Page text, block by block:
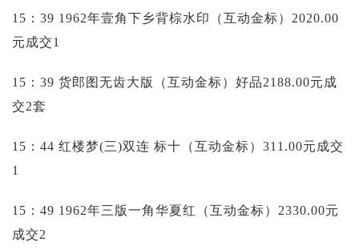
15：39 1962年壹角下乡背棕水印（互动金标）2020.00
元成交1
15：39 货郎图无齿大版（互动金标）好品2188.00元成
交2套
15：44 红楼梦(三)双连 标十（互动金标）311.00元成交
1
15：49 1962年三版一角华夏红（互动金标）2330.00元
成交2